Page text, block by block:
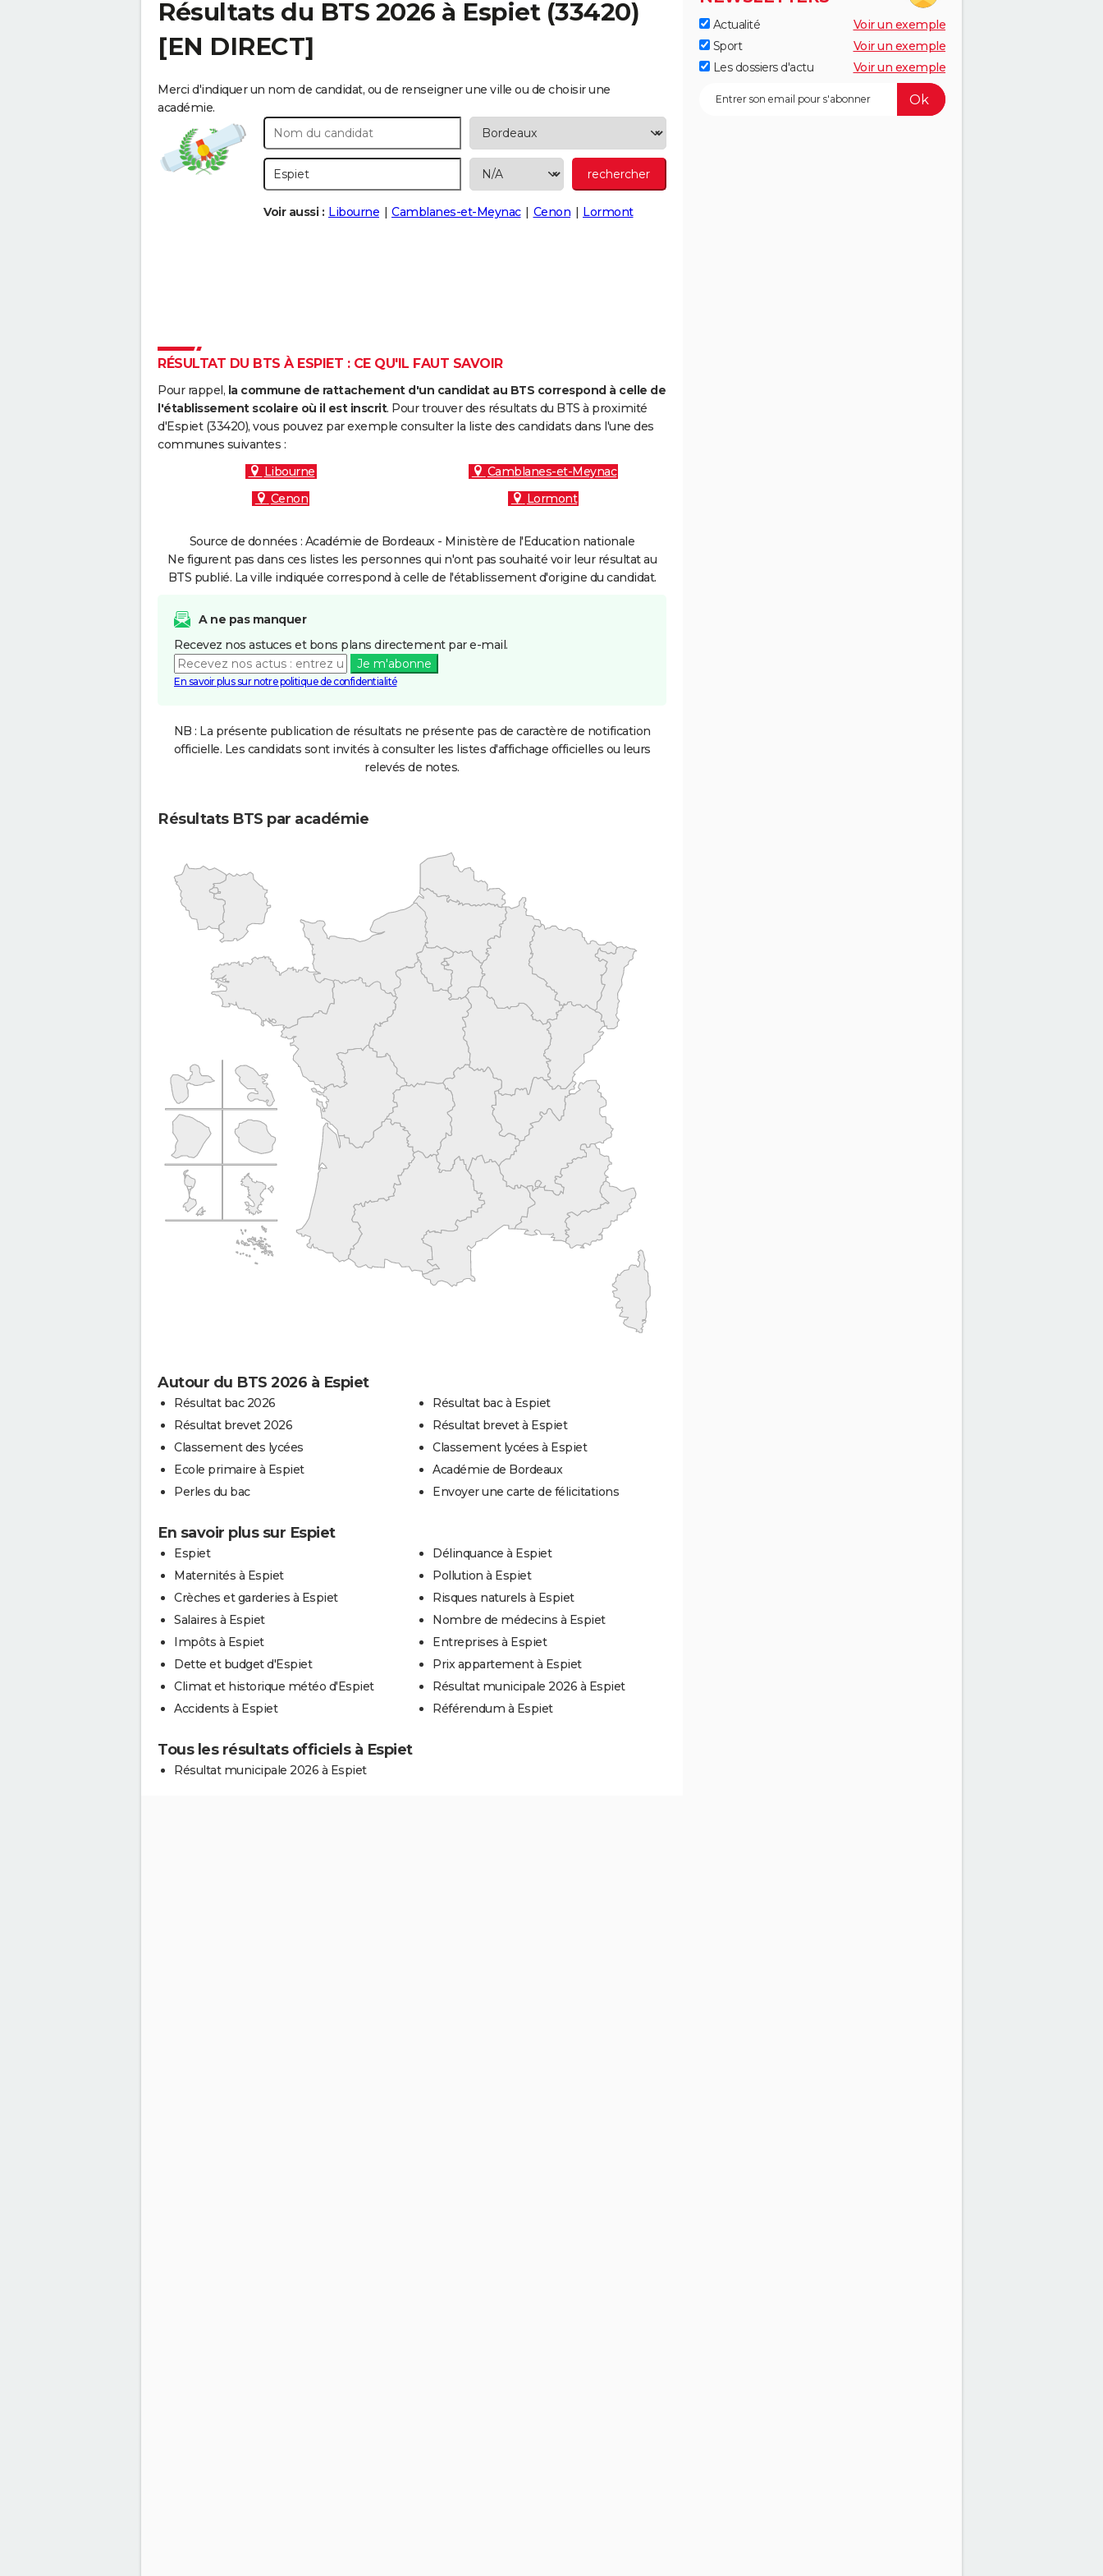
Résultats du BTS 2026 à Espiet(33420)
[EN DIRECT]
Merci d'indiquer un nom de candidat, ou de renseigner une ville ou de choisir une
académie.
Voir aussi : Libourne Camblanes-et-Meynac Cenon Lormont
RÉSULTAT DU BTS À ESPIET : CE QU'IL FAUT SAVOIR
Pour rappel, la commune de rattachement d'un candidat au BTS correspond à celle de
l'établissement scolaire où il est inscrit. Pour trouver des résultats du BTS à proximité
d'Espiet (33420), vous pouvez par exemple consulter la liste des candidats dans l'une des
communes suivantes :
Libourne
Camblanes-et-Meynac
Cenon
Lormont
Source de données : Académie de Bordeaux - Ministère de l'Education nationale
Ne figurent pas dans ces listes les personnes qui n'ont pas souhaité voir leur résultat au
BTS publié. La ville indiquée correspond à celle de l'établissement d'origine du candidat.
A ne pas manquer
Recevez nos astuces et bons plans directement par e-mail.
Je m'abonne
En savoir plus sur notre politique de confidentialité
NB : La présente publication de résultats ne présente pas de caractère de notification
officielle. Les candidats sont invités à consulter les listes d'affichage officielles ou leurs
relevés de notes.
Résultats BTS par académie
Autour du BTS 2026 à Espiet
Résultat bac 2026
Résultat brevet 2026
Classement des lycées
Ecole primaire à Espiet
Perles du bac
Résultat bac à Espiet
Résultat brevet à Espiet
Classement lycées à Espiet
Académie de Bordeaux
Envoyer une carte de félicitations
En savoir plus sur Espiet
Espiet
Maternités à Espiet
Crèches et garderies à Espiet
Salaires à Espiet
Impôts à Espiet
Dette et budget d'Espiet
Climat et historique météo d'Espiet
Accidents à Espiet
Délinquance à Espiet
Pollution à Espiet
Risques naturels à Espiet
Nombre de médecins à Espiet
Entreprises à Espiet
Prix appartement à Espiet
Résultat municipale 2026 à Espiet
Référendum à Espiet
Tous les résultats officiels à Espiet
Résultat municipale 2026 à Espiet
Actualité
Voir un exemple
Sport
Voir un exemple
Les dossiers d'actu
Voir un exemple